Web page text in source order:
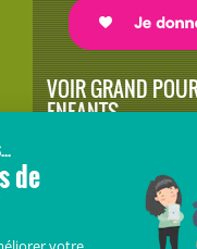
VOIR GRAND
ENFANTS
vous au cœur de la
Voir Grand, nous
soignantes vers les